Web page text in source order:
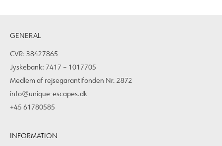
GENERAL
CVR: 38427865
Jyskebank: 7417 – 1017705
Medlem af rejsegarantifonden Nr. 2872
info@unique-escapes.dk
+45 61780585
INFORMATION